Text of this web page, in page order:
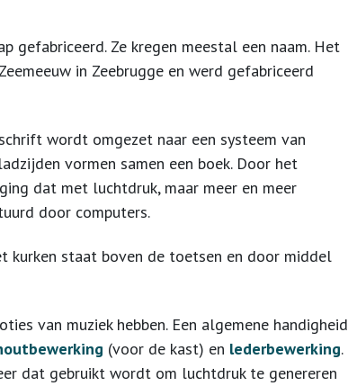
gefabriceerd. Ze kregen meestal een naam. Het
in Zeebrugge en werd gefabriceerd
wordt omgezet naar een systeem van
vormen samen een boek. Door het
dat met luchtdruk, maar meer en meer
door computers.
kurken staat boven de toetsen en door middel
van muziek hebben. Een algemene handigheid
(voor de kast) en lederbewerking.
dat gebruikt wordt om luchtdruk te genereren